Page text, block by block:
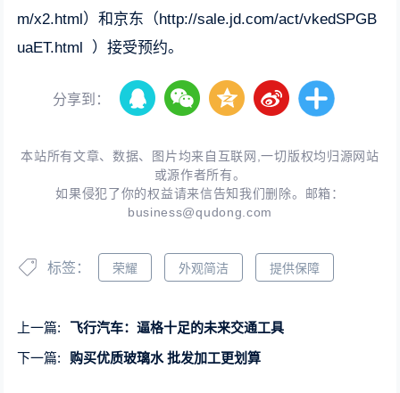
m/x2.html）和京东（http://sale.jd.com/act/vkedSPGB
uaET.html ）接受预约。
分享到：
本站所有文章、数据、图片均来自互联网,一切版权均归源网站
或源作者所有。
如果侵犯了你的权益请来信告知我们删除。邮箱：
business@qudong.com
标签： 荣耀 外观简洁 提供保障
上一篇:
飞行汽车：逼格十足的未来交通工具
下一篇:
购买优质玻璃水 批发加工更划算